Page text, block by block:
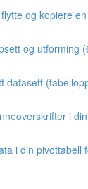
og kopiere
og utforming
datasett
i
i din pivottabell